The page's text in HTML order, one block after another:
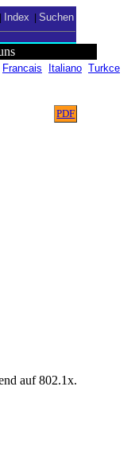
Index Suchen
Francais Italiano Turkce
PDF
auf 802.1x.